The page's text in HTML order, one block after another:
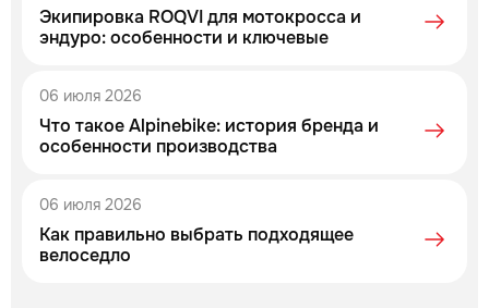
Экипировка ROQVI для мотокросса и
эндуро: особенности и ключевые
06 июля 2026
Что такое Alpinebike: история бренда и
особенности производства
06 июля 2026
Как правильно выбрать подходящее
велоседло